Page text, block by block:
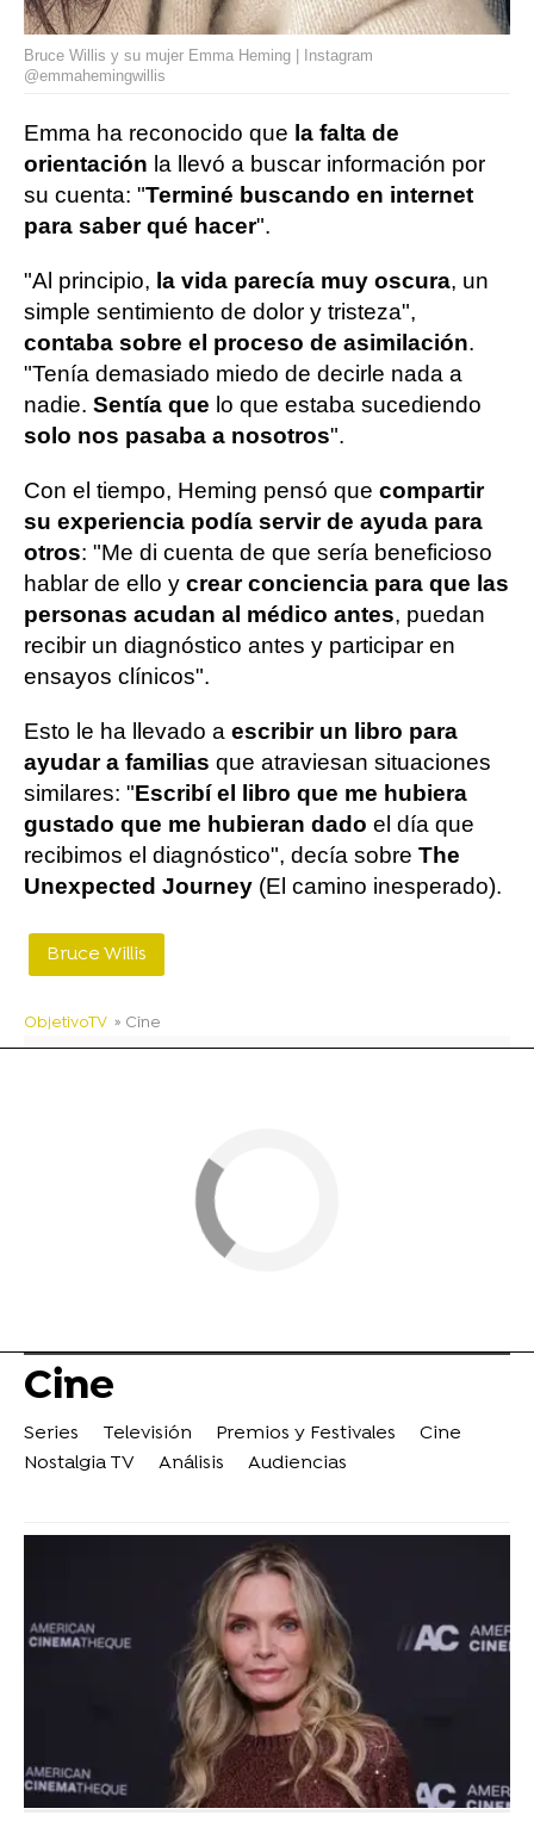
Bruce Willis y su mujer Emma Heming | Instagram
@emmahemingwillis
Emma ha reconocido que la falta de
orientación la llevó a buscar información por
su cuenta: "Terminé buscando en internet
para saber qué hacer".
"Al principio, la vida parecía muy oscura, un
simple sentimiento de dolor y tristeza",
contaba sobre el proceso de asimilación.
"Tenía demasiado miedo de decirle nada a
nadie. Sentía que lo que estaba sucediendo
solo nos pasaba a nosotros".
Con el tiempo, Heming pensó que compartir
su experiencia podía servir de ayuda para
otros: "Me di cuenta de que sería beneficioso
hablar de ello y crear conciencia para que las
personas acudan al médico antes, puedan
recibir un diagnóstico antes y participar en
ensayos clínicos".
Esto le ha llevado a escribir un libro para
ayudar a familias que atraviesan situaciones
similares: "Escribí el libro que me hubiera
gustado que me hubieran dado el día que
recibimos el diagnóstico", decía sobre The
Unexpected Journey (El camino inesperado).
Bruce Willis
ObjetivoTV » Cine
Cine
Series Televisión Premios y Festivales
Cine
Nostalgia TV
Análisis Audiencias